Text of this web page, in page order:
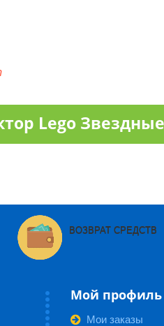
Lego
ВОЗВРАТ СРЕДСТВ
Мой профиль
Мои заказы